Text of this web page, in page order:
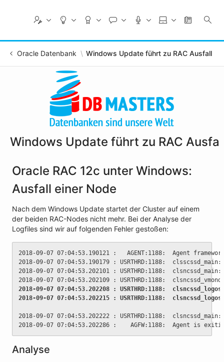
Oracle Datenbank Windows Update führt zu RAC Ausfall
Windows Update führt zu RAC
Oracle RAC 12c unter Windows:
Ausfall einer Node
Nach dem Windows Update startet der Cluster auf einem
der beiden RAC-Nodes nicht mehr. Bei der Analyse der
Logfiles sind wir auf folgenden Fehler gestoßen:
2018-09-07 07:04:53.190121 :   AGENT:1188:  Agent
2018-09-07 07:04:53.190179 : USRTHRD:1188:
2018-09-07 07:04:53.202101 : USRTHRD:1188:
2018-09-07 07:04:53.202109 : USRTHRD:1188:
2018-09-07 07:04:53.202208 : USRTHRD:1188:
2018-09-07 07:04:53.202215 : USRTHRD:1188:
2018-09-07 07:04:53.202222 : USRTHRD:1188:
2018-09-07 07:04:53.202286 :    AGFW:1188:  Agent is
Analyse